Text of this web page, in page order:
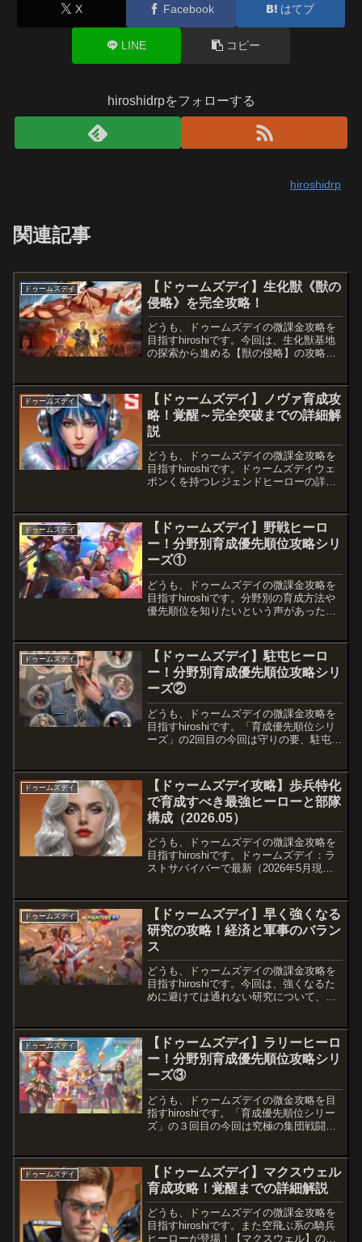
X Facebook はてブ
LINE コピー
hiroshidrpをフォローする
hiroshidrp
関連記事
ドゥームズデイ
【ドゥームズデイ】生化獣《獣の
侵略》を完全攻略！
どうも、ドゥームズデイの微課金攻略を
目指すhiroshiです。今回は、生化獣基地
の探索から進める【獣の侵略】の攻略方
すね。運営にクレーム出していますが、
完全無視されてますね(;^_^Aドゥ...
ドゥームズデイ
【ドゥームズデイ】ノヴァ育成攻
略！覚醒～完全突破までの詳細解
説
どうも、ドゥームズデイの微課金攻略を
目指すhiroshiです。ドゥームズデイウェ
ポンくを持つレジェンドヒーローの詳細
ズデイ攻略一覧ノヴァとんでもないヒー
ローが登場しちゃいました。覚醒する
と...
ドゥームズデイ
【ドゥームズデイ】野戦ヒーロ
ー！分野別育成優先順位攻略シリ
ーズ①
どうも、ドゥームズデイの微課金攻略を
目指すhiroshiです。分野別の育成方法や
優先順位を知りたいという声があったの
戦・駐屯・ラリーの3つで、初回は一番重
要な野戦です。ドゥームズデイ攻略一...
ドゥームズデイ
【ドゥームズデイ】駐屯ヒーロ
ー！分野別育成優先順位攻略シリ
ーズ②
どうも、ドゥームズデイの微課金攻略を
目指すhiroshiです。「育成優先順位シリ
ーズ」の2回目の今回は守りの要、駐屯で
分担が違うので、その辺をかみ砕きなが
ら紹介します。ドゥームズデイ攻略一...
ドゥームズデイ
【ドゥームズデイ攻略】歩兵特化
で育成すべき最強ヒーローと部隊
構成（2026.05）
どうも、ドゥームズデイの微課金攻略を
目指すhiroshiです。ドゥームズデイ：ラ
ストサバイバーで最新（2026年5月現
紹介します☆ｗ（ゝω・）ｷﾗ特化兵科だ
けでのヒーロー部隊構成、つまりリ...
ドゥームズデイ
【ドゥームズデイ】早く強くなる
研究の攻略！経済と軍事のバラン
ス
どうも、ドゥームズデイの微課金攻略を
目指すhiroshiです。今回は、強くなるた
めに避けては通れない研究について、無
す。ドゥームズデイ攻略一覧研究所につ
いて研究には経済技術と軍事技術の2種
類...
ドゥームズデイ
【ドゥームズデイ】ラリーヒーロ
ー！分野別育成優先順位攻略シリ
ーズ③
どうも、ドゥームズデイの微金攻略を目
指すhiroshiです。「育成優先順位シリー
ズ」の３回目の今回は究極の集団戦闘、
全に役割分担が違うので、その辺をかみ
砕きながら紹介します。ドゥームズデ
イ...
ドゥームズデイ
【ドゥームズデイ】マクスウェル
育成攻略！覚醒までの詳細解説
どうも、ドゥームズデイの微課金攻略を
目指すhiroshiです。また空飛ぶ系の騎兵
ヒーローが登場！【マクスウェル】の微